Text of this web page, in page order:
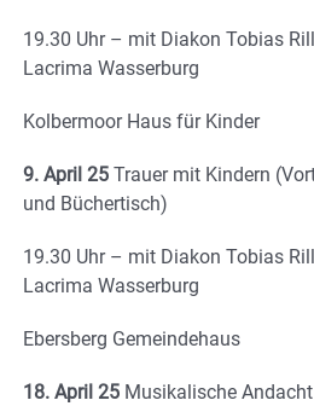
19.30 Uhr – mit Diakon Tobias
Lacrima Wasserburg
Kolbermoor Haus für Kinder
9. April 25 Trauer mit Kindern
und Büchertisch)
19.30 Uhr – mit Diakon Tobias
Lacrima Wasserburg
Ebersberg Gemeindehaus
18. April 25 Musikalische